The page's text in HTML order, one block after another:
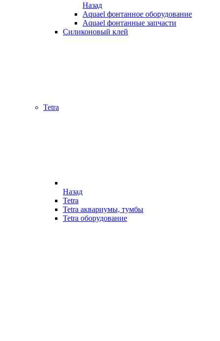
Назад
Aquael фонтанное оборудование
Aquael фонтанные запчасти
Силиконовый клей
Tetra
Назад
Tetra
Tetra аквариумы, тумбы
Tetra оборудование